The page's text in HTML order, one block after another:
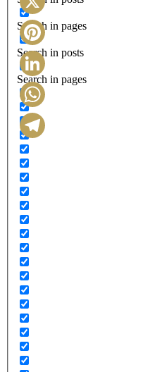
Search in pages
Search in posts
Search in pages
X
Pinterest
LinkedIn
WhatsApp
Telegram